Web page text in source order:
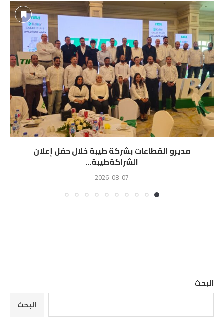
مديرو القطاعات بشركة طيبة خلال حفل إعلان
الشراكةطيبة...
2026-08-07
البحث
البحث